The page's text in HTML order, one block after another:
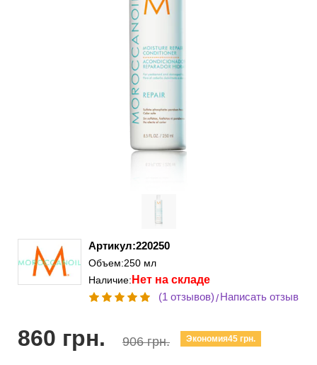
Артикул:220250
Объем:250 мл
Наличие: Нет на складе
(1 отзывов)/Написать отзыв
860 грн. 906 грн. Экономия45 грн.